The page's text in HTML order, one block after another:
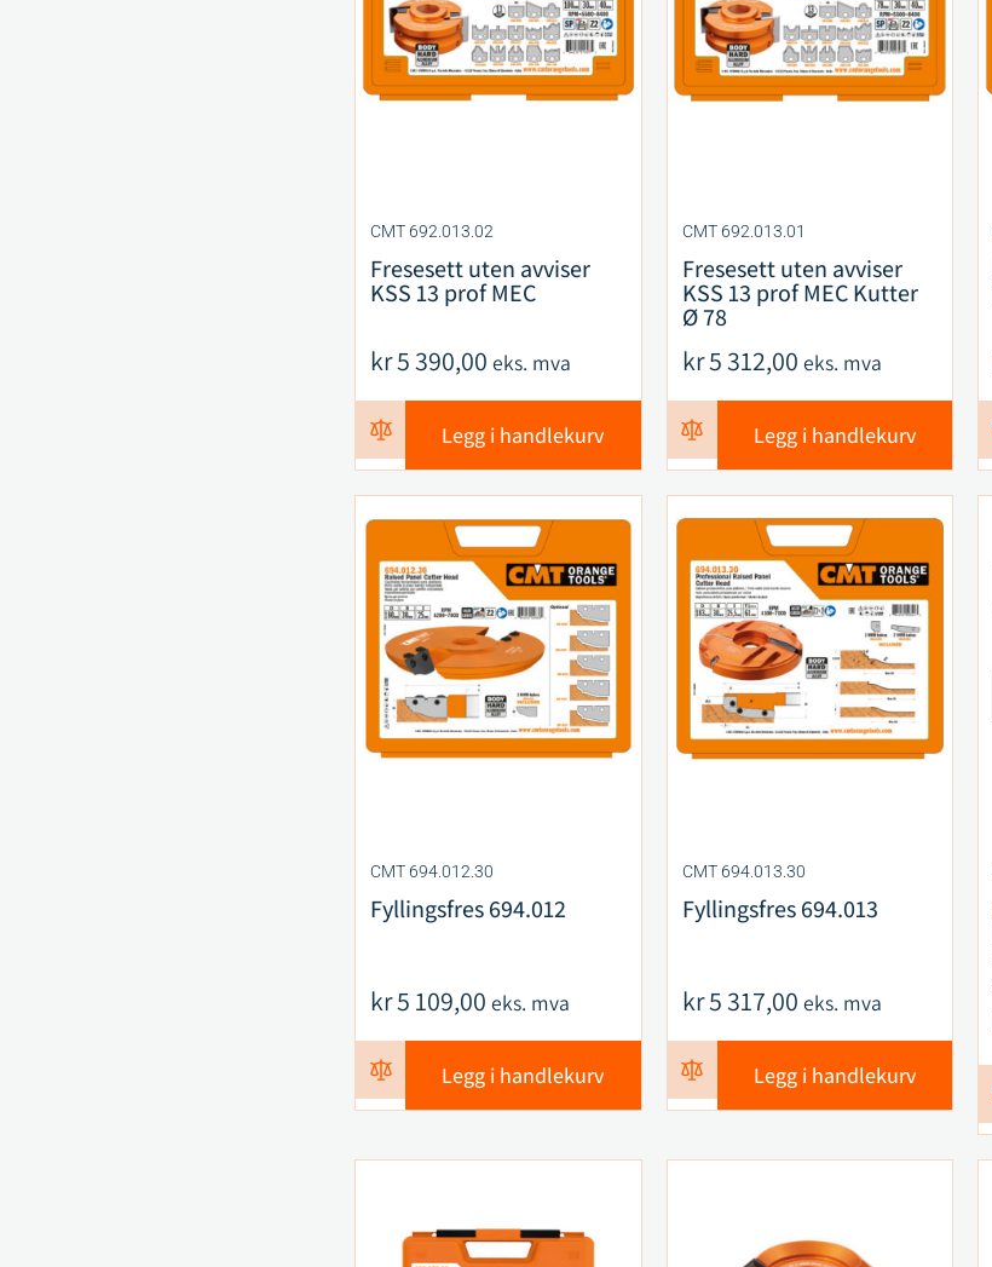
CMT 692.013.02
Fresesett uten avviser
KSS 13 prof MEC
kr5 390,00 eks. mva
Legg i handlekurv
CMT 692.013.01
Fresesett uten avviser
KSS 13 prof MEC Kutter
Ø 78
kr5 312,00 eks. mva
Legg i handlekurv
CMT 694.012.30
Fyllingsfres 694.012
kr5 109,00 eks. mva
Legg i handlekurv
CMT 694.013.30
Fyllingsfres 694.013
kr5 317,00 eks. mva
Legg i handlekurv